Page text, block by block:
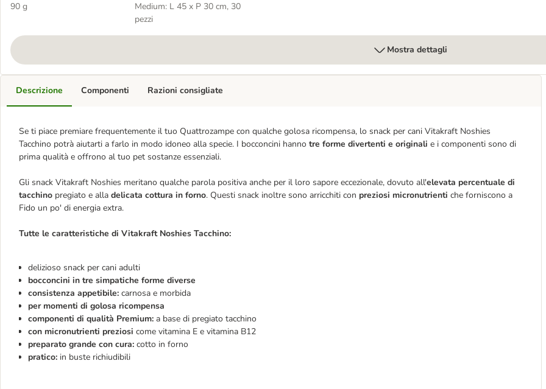
per cane
90 g
Medium: L 45 x P 30 cm, 30
pezzi
Mostra dettagli
Descrizione
Se ti piace premiare frequentemente il tuo Quattrozampe con qualche golosa ricompensa, lo snack per cani Vitakraft Noshies
Tacchino potrà aiutarti a farlo in modo idoneo alla specie. I bocconcini hanno tre forme divertenti e originali e i componenti sono di
prima qualità e offrono al tuo pet sostanze essenziali.
Gli snack Vitakraft Noshies meritano qualche parola positiva anche per il loro sapore eccezionale, dovuto all'elevata percentuale di
tacchino pregiato e alla delicata cottura in forno. Questi snack inoltre sono arricchiti con preziosi micronutrienti che forniscono a
Fido un po' di energia extra.
Tutte le caratteristiche di Vitakraft Noshies Tacchino:
delizioso snack per cani adulti
bocconcini in tre simpatiche forme diverse
consistenza appetibile: carnosa e morbida
per momenti di golosa ricompensa
componenti di qualità Premium: a base di pregiato tacchino
con micronutrienti preziosi come vitamina E e vitamina B12
preparato grande con cura: cotto in forno
pratico: in buste richiudibili
Componenti Razioni consigliate